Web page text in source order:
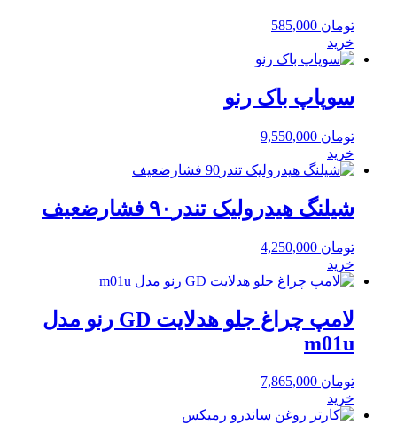
تومان
خرید
سوپاپ باک رنو
تومان
خرید
شیلنگ هیدرولیک تندر۹۰ فشارضعیف
تومان
خرید
لامپ چراغ جلو هدلایت GD رنو مدل
m01u
تومان
خرید